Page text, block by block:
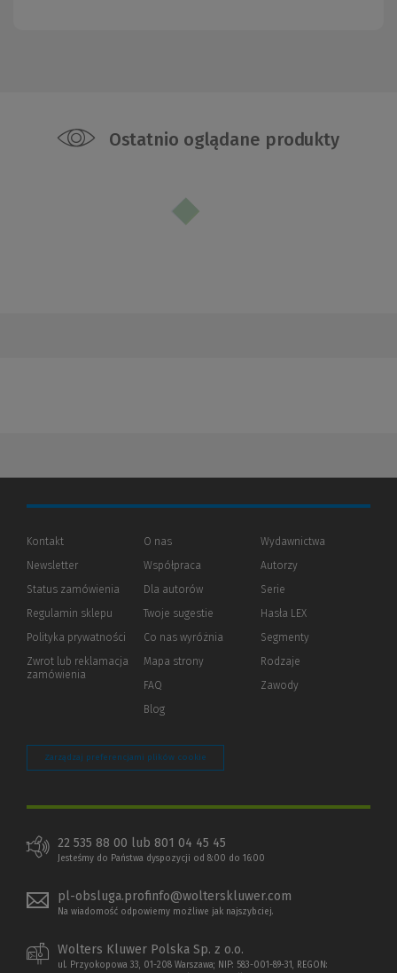
Ostatnio oglądane produkty
Kontakt
Newsletter
Status zamówienia
Regulamin sklepu
Polityka prywatności (Nowe
(Link
innej
Zwrot lub reklamacja
zamówienia
O nas
Współpraca
Dla autorów(Nowe
(Link
innej
strony)
Twoje sugestie
Co nas wyróżnia
Mapa strony
FAQ
Blog
Wydawnictwa
Autorzy
Serie
Hasła LEX
Segmenty
Rodzaje
Zawody
Zarządzaj preferencjami plików cookie
22 535 88 00 lub 801 04 45 45
Jesteśmy do Państwa dyspozycji od 8:00 do 16:00
pl-obsluga.profinfo@wolterskluwer.com
Na wiadomość odpowiemy możliwe jak najszybciej.
Wolters Kluwer Polska Sp. z o.o.
ul. Przyokopowa 33, 01-208 Warszawa; NIP: 583-001-89-31, REGON: